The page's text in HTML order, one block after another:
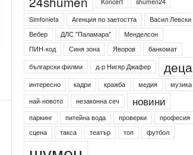
Simfonieta
Агенция по заетостта
Васил Левски
Вебер
ДЛС "Паламара"
Менделсон
ПИН-код
Синя зона Яворов
банкомат
български филми
д-р Нигяр Джафер деца
интересно кадри кражба медия
музика
най-новото
незаконна сеч новини
паркинг питейна вода проверки
професия
сцена
такса театър топ футбол